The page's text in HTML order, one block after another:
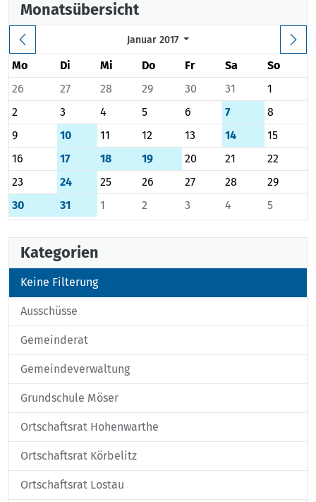
Monatsübersicht
Januar 2017
Mo Di Mi Do Fr Sa
So
26
27 28 29 30 31
1
2
3 4 5 6 7
8
9
10 11 12 13 14
15
16
17 18 19 20 21
22
23
24 25 26 27 28
29
30
31 1 2 3 4 5
Kategorien
Keine Filterung
Ausschüsse
Gemeinderat
Gemeindeverwaltung
Grundschule Möser
Ortschaftsrat Hohenwarthe
Ortschaftsrat Körbelitz
Ortschaftsrat Lostau